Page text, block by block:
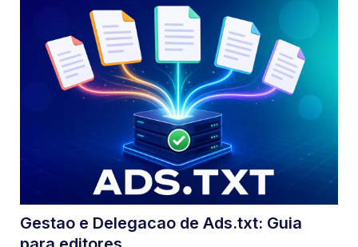
Gestao e Delegacao de Ads.txt: Guia